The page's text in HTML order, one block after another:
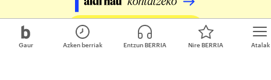
Gaur Atalak
Azken berriak Entzun BERRIA Nire BERRIA
Egin zure ekarpena